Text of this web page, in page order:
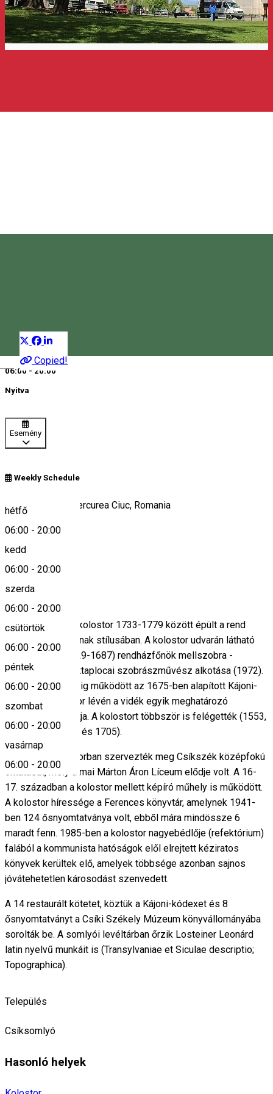
Magyar Copied!
06:00 - 20:00
Nyitva
Esemény
Weekly Schedule
hétfő
06:00 - 20:00
kedd
06:00 - 20:00
szerda
06:00 - 20:00
csütörtök
06:00 - 20:00
péntek
06:00 - 20:00
szombat
06:00 - 20:00
vasárnap
06:00 - 20:00
Șumuleu Ciuc, Miercurea Ciuc, Romania
Keresd térképen
Leírás
A ferences rendi kolostor 1733-1779 között épült a rend
erdélyi kolostorainak stílusában. A kolostor udvarán látható
Kájoni János (1629-1687) rendházfőnök mellszobra -
Ferencz Ernő csíktaplocai szobrászművész alkotása (1972).
A zárdában 1854-ig működött az 1675-ben alapított Kájoni-
nyomda, a kolostor lévén a vidék egyik meghatározó
kulturális központja. A kolostort többször is felégették (1553,
1601, 1661, 1694 és 1705).
1668-tól a kolostorban szervezték meg Csíkszék középfokú
oktatását, mely a mai Márton Áron Líceum elődje volt. A 16-
17. században a kolostor mellett képíró műhely is működött.
A kolostor híressége a Ferences könyvtár, amelynek 1941-
ben 124 ősnyomtatványa volt, ebből mára mindössze 6
maradt fenn. 1985-ben a kolostor nagyebédlője (refektórium)
falából a kommunista hatóságok elől elrejtett kéziratos
könyvek kerültek elő, amelyek többsége azonban sajnos
jóvátehetetlen károsodást szenvedett.
A 14 restaurált kötetet, köztük a Kájoni-kódexet és 8
ősnyomtatványt a Csíki Székely Múzeum könyvállományába
sorolták be. A somlyói levéltárban őrzik Losteiner Leonárd
latin nyelvű munkáit is (Transylvaniae et Siculae descriptio;
Topographica).
Település
Csíksomlyó
Hasonló helyek